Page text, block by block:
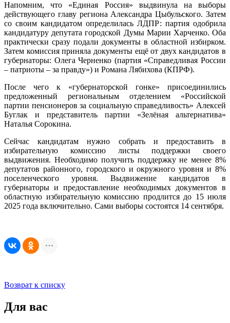
Напомним, что «Единая Россия» выдвинула на выборы
действующего главу региона Александра Цыбульского. Затем
со своим кандидатом определилась ЛДПР: партия одобрила
кандидатуру депутата городской Думы Марии Харченко. Оба
практически сразу подали документы в областной избирком.
Затем комиссия приняла документы ещё от двух кандидатов в
губернаторы: Олега Черненко (партия «Справедливая России
– патриоты – за правду») и Романа Лябихова (КПРФ).
После чего к «губернаторской гонке» присоединились
предложенный региональным отделением «Российской
партии пенсионеров за социальную справедливость» Алексей
Буглак и представитель партии «Зелёная альтернатива»
Наталья Сорокина.
Сейчас кандидатам нужно собрать и предоставить в
избирательную комиссию листы поддержки своего
выдвижения. Необходимо получить поддержку не менее 8%
депутатов районного, городского и окружного уровня и 8%
поселенческого уровня. Выдвижение кандидатов в
губернаторы и предоставление необходимых документов в
областную избирательную комиссию продлится до 15 июля
2025 года включительно. Сами выборы состоятся 14 сентября.
Возврат к списку
Для вас